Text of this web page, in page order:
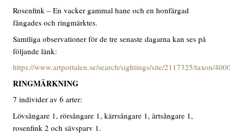
Rosenfink – En vacker gammal hane och en honfärgad
fångades och ringmärktes.
Samtliga observationer för de tre senaste dagarna kan ses på
följande länk:
https://www.artportalen.se/search/sightings/site/2117325/taxon/
RINGMÄRKNING
7 individer av 6 arter:
Lövsångare 1, rörsångare 1, kärrsångare 1, ärtsångare 1,
rosenfink 2 och sävsparv 1.